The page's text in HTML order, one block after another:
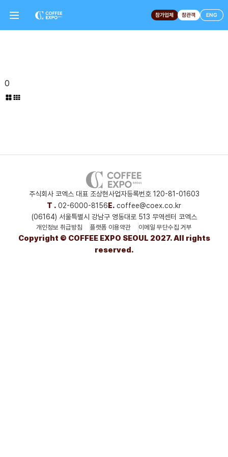
참가업체 참관객 ENG
0
주식회사 코엑스 대표 조상현사업자등록번호 120-81-01603
T . 02-6000-8156 E. coffee@coex.co.kr
(06164) 서울특별시 강남구 영동대로 513 무역센터 코엑스
개인정보 취급방침 플랫폼 이용약관 이메일 무단수집 거부
Copyright © COFFEE EXPO SEOUL 2027. All rights
reserved.